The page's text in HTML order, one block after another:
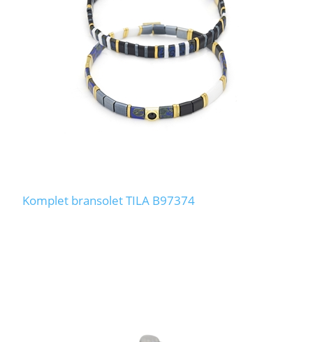
Komplet bransolet TILA B97374